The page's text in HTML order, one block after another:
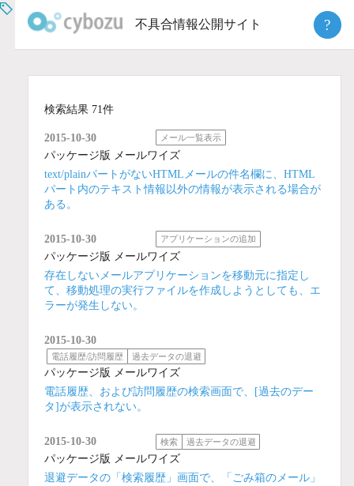
不具合情報公開サイト ?
検索結果 71件
2015-10-30 メール一覧表示
パッケージ版 メールワイズ
text/plainパートがないHTMLメールの件名欄に、HTML
パート内のテキスト情報以外の情報が表示される場合が
ある。
2015-10-30 アプリケーションの追加
パッケージ版 メールワイズ
存在しないメールアプリケーションを移動元に指定し
て、移動処理の実行ファイルを作成しようとしても、エ
ラーが発生しない。
2015-10-30
電話履歴/訪問履歴 過去データの退避
パッケージ版 メールワイズ
電話履歴、および訪問履歴の検索画面で、[過去のデー
タ]が表示されない。
2015-10-30 検索 過去データの退避
パッケージ版 メールワイズ
退避データの「検索履歴」画面で、「ごみ箱のメール」